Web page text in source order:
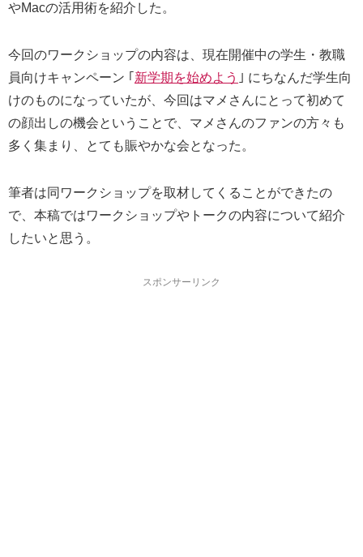
やMacの活用術を紹介した。
今回のワークショップの内容は、現在開催中の学生・教職
員向けキャンペーン ｢ 新学期を始めよう ｣ にちなんだ学生向
けのものになっていたが、今回はマメさんにとって初めて
の顔出しの機会ということで、マメさんのファンの方々も
多く集まり、とても賑やかな会となった。
筆者は同ワークショップを取材してくることができたの
で、本稿ではワークショップやトークの内容について紹介
したいと思う。
スポンサーリンク